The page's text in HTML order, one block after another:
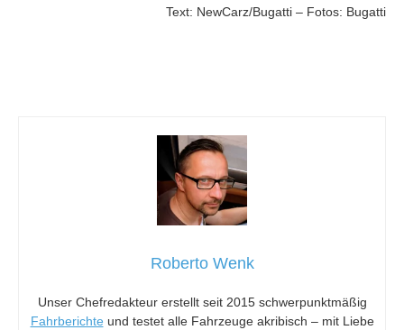
Text: NewCarz/Bugatti – Fotos: Bugatti
Roberto Wenk
Unser Chefredakteur erstellt seit 2015 schwerpunktmäßig
Fahrberichte und testet alle Fahrzeuge akribisch – mit Liebe